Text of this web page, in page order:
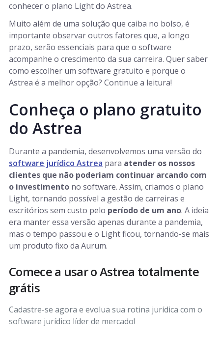
conhecer o plano Light do Astrea.
Muito além de uma solução que caiba no bolso, é
importante observar outros fatores que, a longo
prazo, serão essenciais para que o software
acompanhe o crescimento da sua carreira. Quer saber
como escolher um software gratuito e porque o
Astrea é a melhor opção? Continue a leitura!
Conheça o plano gratuito
do Astrea
Durante a pandemia, desenvolvemos uma versão do
software jurídico Astrea para atender os nossos
clientes que não poderiam continuar arcando com
o investimento no software. Assim, criamos o plano
Light, tornando possível a gestão de carreiras e
escritórios sem custo pelo período de um ano. A ideia
era manter essa versão apenas durante a pandemia,
mas o tempo passou e o Light ficou, tornando-se mais
um produto fixo da Aurum.
Comece a usar o Astrea totalmente
grátis
Cadastre-se agora e evolua sua rotina jurídica com o
software jurídico líder de mercado!